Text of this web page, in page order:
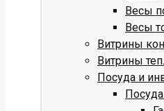
Весы
Весы
Витрины
Витрины
Посуда и